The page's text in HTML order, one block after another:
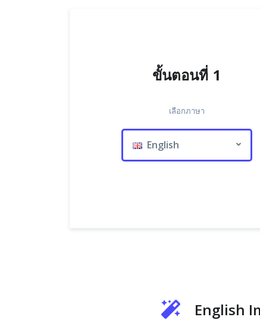
ขั้นตอนที่ 1
เลือกภาษา
English
English